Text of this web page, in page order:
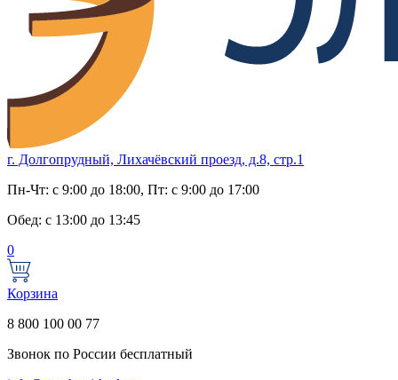
г. Долгопрудный, Лихачёвский проезд, д.8, стр.1
Пн-Чт: с 9:00 до 18:00, Пт: с 9:00 до 17:00
Обед: с 13:00 до 13:45
0
Корзина
8 800 100 00 77
Звонок по России бесплатный